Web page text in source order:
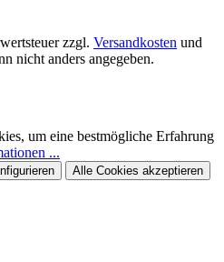
zzgl. Versandkosten und
nicht anders angegeben.
um eine bestmögliche Erfahrung
...
Alle Cookies akzeptieren